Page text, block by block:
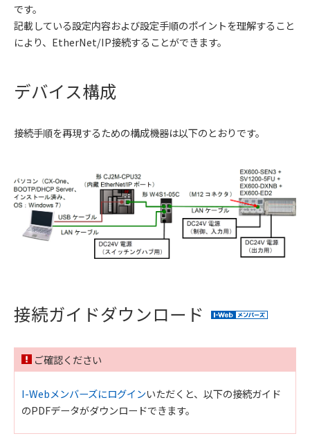
です。
記載している設定内容および設定手順のポイントを理解すること
により、EtherNet/IP接続することができます。
デバイス構成
接続手順を再現するための構成機器は以下のとおりです。
接続ガイドダウンロード
ご確認ください
I-Webメンバーズにログインいただくと、以下の接続ガイド
のPDFデータがダウンロードできます。